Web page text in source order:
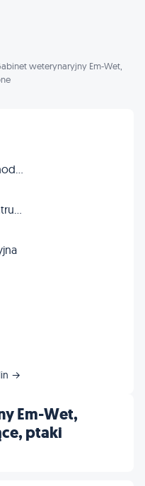
weterynaryjny Em-Wet,
Em-Wet,
ptaki
Poliwet. Specjalistyczna przychodnia dla zwierząt, RTG, USG, EKG
VetHouse Specjalistyczne Centrum Weterynaryjne
→